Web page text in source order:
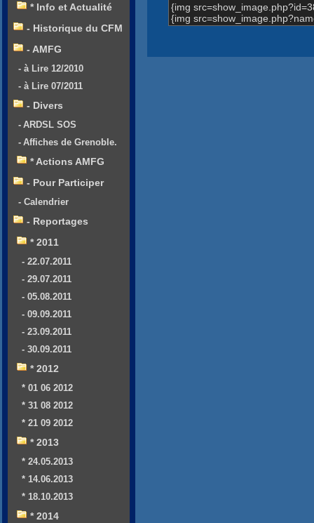
{img
{img
* Info et Actualité
- Historique du CFM
- AMFG
- à Lire 12/2010
- à Lire 07/2011
- Divers
- ARDSL SOS
- Affiches de Grenoble.
* Actions AMFG
- Pour Participer
- Calendrier
- Reportages
* 2011
- 22.07.2011
- 29.07.2011
- 05.08.2011
- 09.09.2011
- 23.09.2011
- 30.09.2011
* 2012
* 01 06 2012
* 31 08 2012
* 21 09 2012
* 2013
* 24.05.2013
* 14.06.2013
* 18.10.2013
* 2014